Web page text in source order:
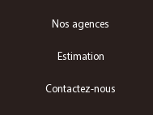
Nos agences
Estimation
Contactez-nous